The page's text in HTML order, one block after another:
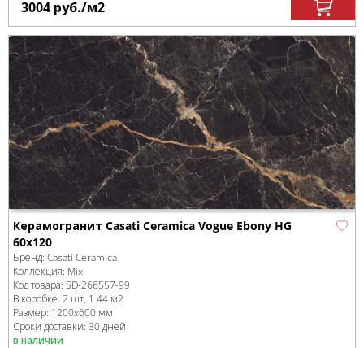
3004 руб./м2
Керамогранит Casati Ceramica Vogue Ebony HG
60x120
Бренд: Casati Ceramica
Коллекция: Mix
Код товара: SD-266557-99
В коробке: 2 шт, 1.44 м2
Размер: 1200x600 мм
Сроки доставки: 30 дней
в наличии